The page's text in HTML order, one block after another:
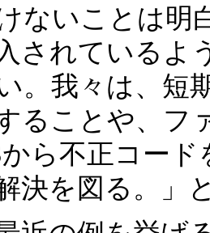
ないことは明
されているよ
。我々は、短
ることや、フ
ら不正コー
決を図る。」